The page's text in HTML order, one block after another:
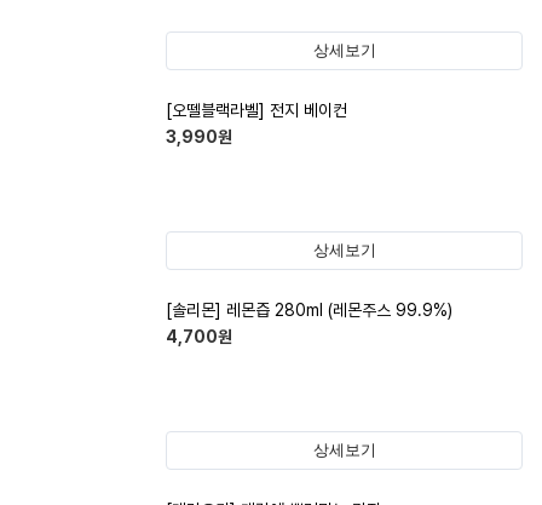
상세보기
[오뗄블랙라벨] 전지 베이컨
3,990원
상세보기
[솔리몬] 레몬즙 280ml (레몬주스 99.9%)
4,700원
상세보기